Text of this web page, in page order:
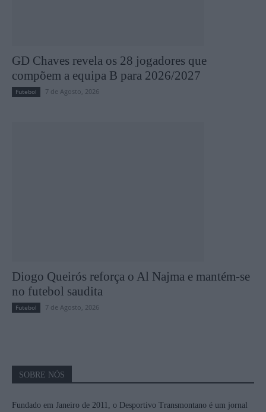
GD Chaves revela os 28 jogadores que
compõem a equipa B para 2026/2027
Futebol 7 de Agosto, 2026
Diogo Queirós reforça o Al Najma e mantém-se
no futebol saudita
Futebol 7 de Agosto, 2026
SOBRE NÓS
Fundado em Janeiro de 2011, o Desportivo Transmontano é um jornal